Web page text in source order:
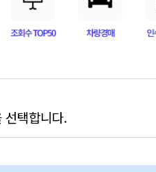
선택합니다.